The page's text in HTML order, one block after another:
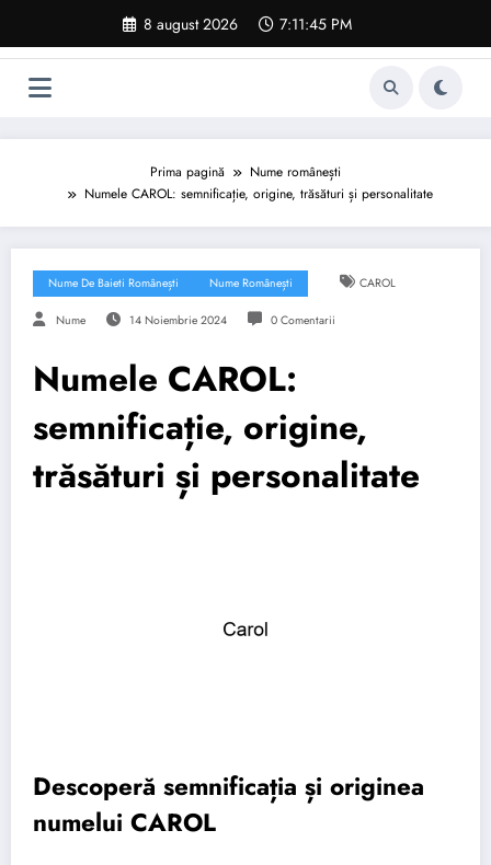
conținut
8 august 2026 7:11:46 PM
Prima pagină
Nume românești
Numele CAROL: semnificație, origine, trăsături și personalitate
Nume De Baieti Românești Nume Românești CAROL
Nume 14 Noiembrie 2024 0 Comentarii
Numele CAROL:
semnificație, origine,
trăsături și personalitate
Descoperă semnificația și originea
numelui CAROL